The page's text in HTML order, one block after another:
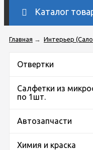
Каталог
Главная → Интерьер
Отвертки
Салфетки из
по 1шт.
Автозапчасти
Химия и краска